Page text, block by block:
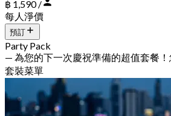
฿ 1,590 /
每人淨價
預訂
Party Pack
— 為您的下一次慶祝準備的超值套餐
套裝菜單